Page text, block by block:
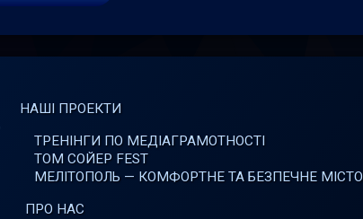
НАШІ ПРОЕКТИ
ТРЕНІНГИ ПО МЕДІАГРАМОТНОСТІ
ТОМ СОЙЕР FEST
МЕЛІТОПОЛЬ — КОМФОРТНЕ ТА БЕЗПЕЧНЕ МІСТО
ПРО НАС